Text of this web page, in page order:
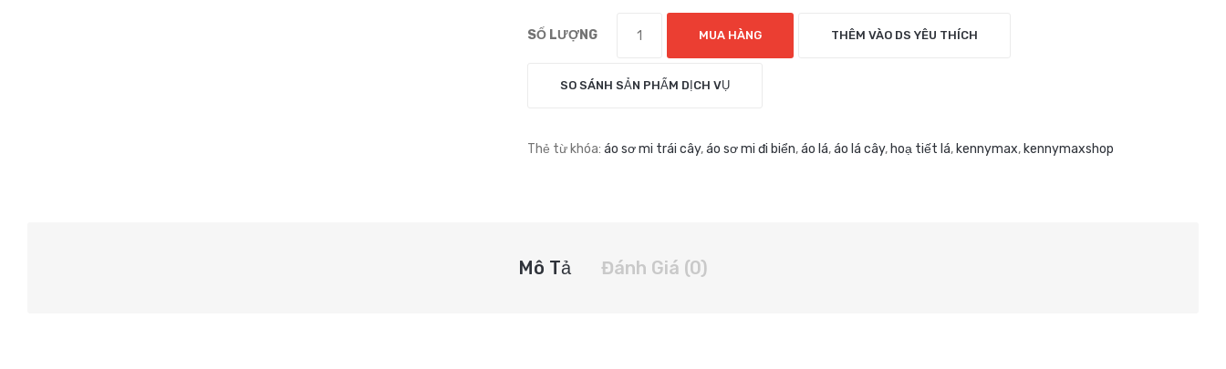
SỐ LƯỢNG MUA HÀNG THÊM VÀO DS YÊU THÍCH
SO SÁNH SẢN PHẨM DỊCH VỤ
Thẻ từ khóa: áo sơ mi trái cây,áo sơ mi đi biển,áo lá,áo lá cây, hoạ tiết lá, kennymax, kennymaxshop
Mô Tả Đánh Giá (0)